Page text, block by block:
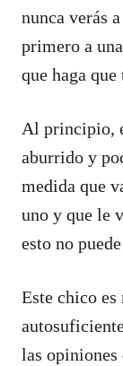
nunca verás
primero a
que haga
Al principio,
aburrido y
medida que
uno y que le
esto no
Este chico
las opiniones